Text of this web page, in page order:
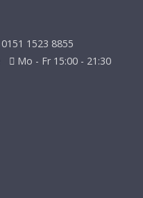
0151 1523 8855
Mo - Fr 15:00 - 21:30